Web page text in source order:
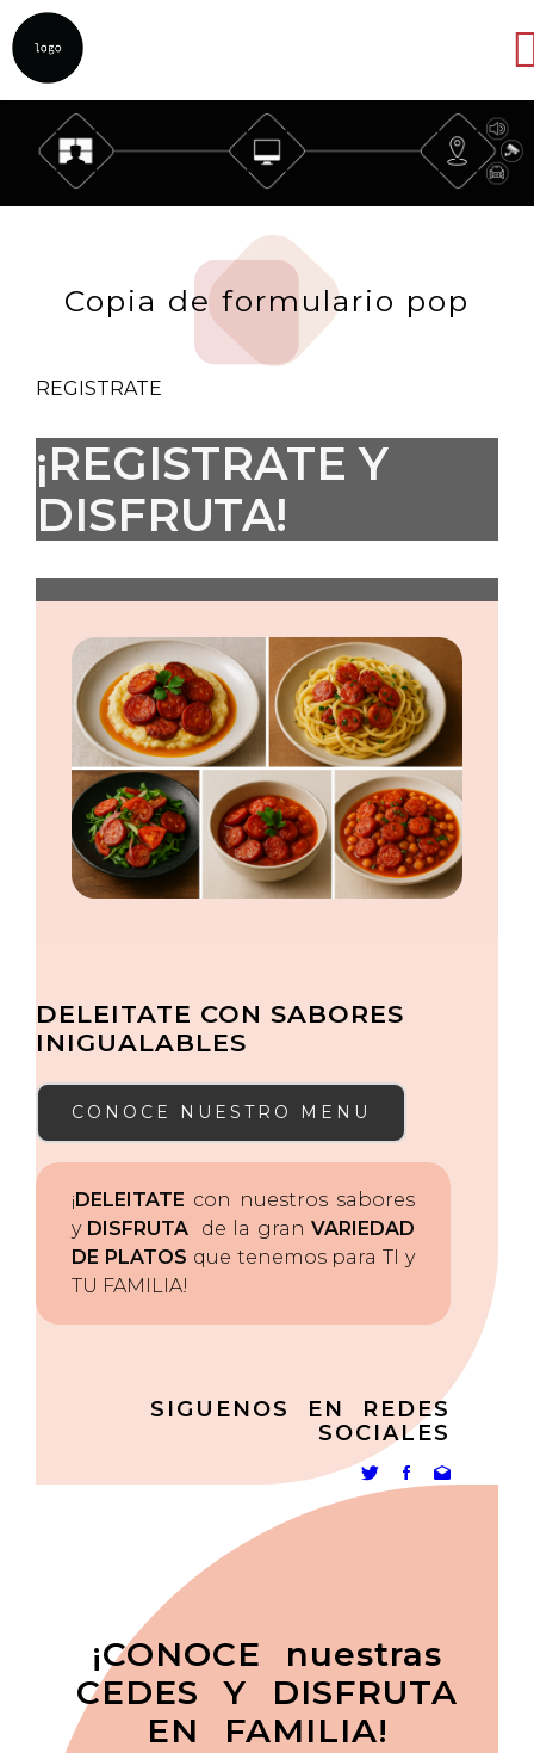
Copia de formulario pop
REGISTRATE
¡REGISTRATE Y
DISFRUTA!
DELEITATE CON SABORES
INIGUALABLES
CONOCE NUESTRO MENU
¡DELEITATE con nuestros sabores
y DISFRUTA de la granVARIEDAD
DE PLATOS que tenemos para TI y
TU FAMILIA!
SIGUENOS EN REDES
SOCIALES
¡CONOCE nuestras
CEDES Y DISFRUTA
EN FAMILIA!